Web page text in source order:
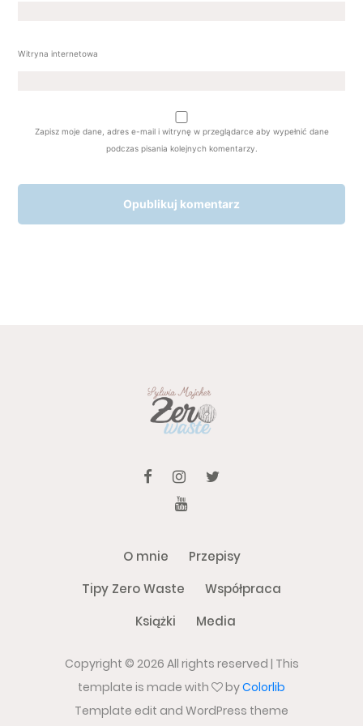
Witryna internetowa
Zapisz moje dane, adres e-mail i witrynę w przeglądarce aby wypełnić dane
podczas pisania kolejnych komentarzy.
O mnie
Przepisy
Tipy Zero Waste
Współpraca
Książki
Media
Copyright © 2026 All rights reserved | This
template is made with
byColorlib
Template edit and WordPress theme